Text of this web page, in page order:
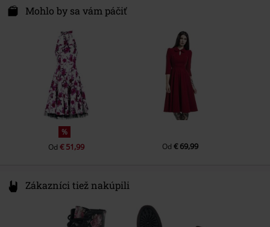
Farba
Swaneblaakestraat 10
3044 EM Rotterdam
www.heartsandroseslondon.com
Mohlo by sa vám páčiť
%
Od € 51,99 Od€ 69,99
Zákazníci tiež nakúpili